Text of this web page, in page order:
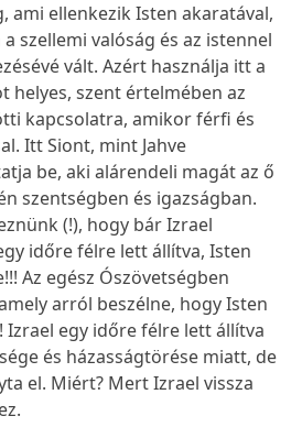
ami ellenkezik Isten akaratával,
szellemi valóság és az istennel
vált. Azért használja itt a
helyes, szent értelmében az
kapcsolatra, amikor férfi és
Itt Siont, mint Jahve
be, aki alárendeli magát az ő
szentségben és igazságban.
(!), hogy bár Izrael
időre félre lett állítva, Isten
Az egész Ószövetségben
arról beszélne, hogy Isten
Izrael egy időre félre lett állítva
és házasságtörése miatt, de
el. Miért? Mert Izrael vissza